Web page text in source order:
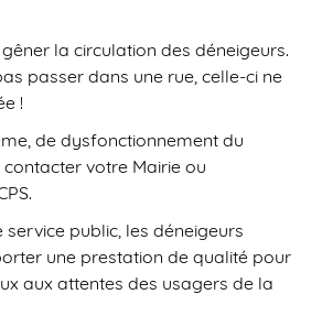
la circulation des déneigeurs.
passer dans une rue, celle-ci ne
!
de dysfonctionnement du
votre Mairie ou
service public, les déneigeurs
une prestation de qualité pour
aux attentes des usagers de la